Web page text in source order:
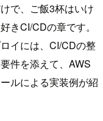
で、ご飯3杯はいけ
きCI/CDの章です。
イには、CI/CDの整
件を添えて、AWS
ルによる実装例が紹